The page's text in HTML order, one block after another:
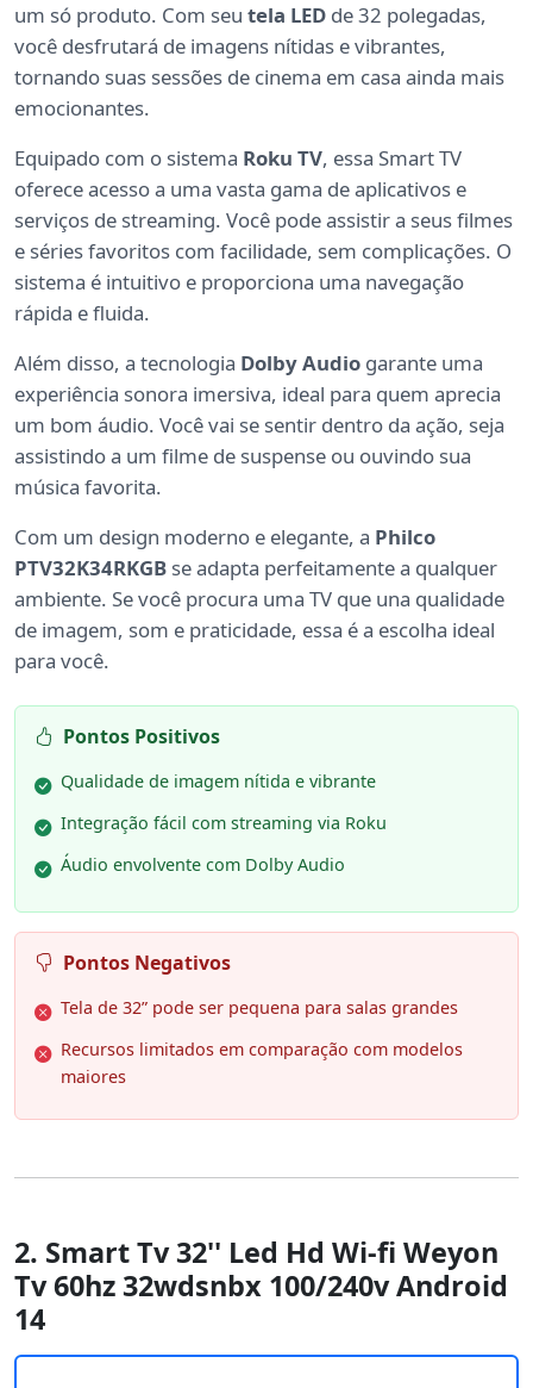
um só produto. Com seu tela LED de 32 polegadas,
você desfrutará de imagens nítidas e vibrantes,
tornando suas sessões de cinema em casa ainda mais
emocionantes.
Equipado com o sistema Roku TV, essa Smart TV
oferece acesso a uma vasta gama de aplicativos e
serviços de streaming. Você pode assistir a seus filmes
e séries favoritos com facilidade, sem complicações. O
sistema é intuitivo e proporciona uma navegação
rápida e fluida.
Além disso, a tecnologia Dolby Audio garante uma
experiência sonora imersiva, ideal para quem aprecia
um bom áudio. Você vai se sentir dentro da ação, seja
assistindo a um filme de suspense ou ouvindo sua
música favorita.
Com um design moderno e elegante, a Philco
PTV32K34RKGB se adapta perfeitamente a qualquer
ambiente. Se você procura uma TV que una qualidade
de imagem, som e praticidade, essa é a escolha ideal
para você.
Pontos Positivos
Qualidade de imagem nítida e vibrante
Integração fácil com streaming via Roku
Áudio envolvente com Dolby Audio
Pontos Negativos
Tela de 32” pode ser pequena para salas grandes
Recursos limitados em comparação com modelos
maiores
2. Smart Tv 32'' Led Hd Wi-fi Weyon
Tv 60hz 32wdsnbx 100/240v Android
14